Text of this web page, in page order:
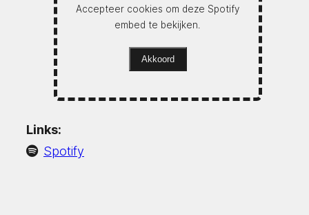
Accepteer cookies om deze Spotify
embed te bekijken.
Akkoord
Links:
Spotify